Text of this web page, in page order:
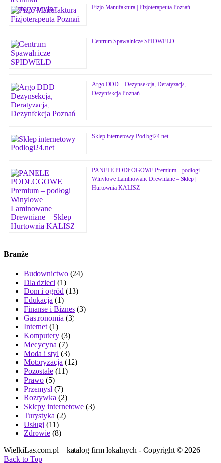
Fizjo Manufaktura | Fizjoterapeuta Poznań
Centrum Spawalnicze SPIDWELD
Argo DDD – Dezynsekcja, Deratyzacja,
Dezynfekcja Poznań
Sklep internetowy Podlogi24.net
PANELE PODŁOGOWE Premium – podłogi
Winylowe Laminowane Drewniane – Sklep |
Hurtownia KALISZ
Branże
Budownictwo (24)
Dla dzieci (1)
Dom i ogród (13)
Edukacja (1)
Finanse i Biznes (3)
Gastronomia (3)
Internet (1)
Komputery (3)
Medycyna (7)
Moda i styl (3)
Motoryzacja (12)
Pozostałe (11)
Prawo (5)
Przemysł(7)
Rozrywka (2)
Sklepy internetowe (3)
Turystyka (2)
Usługi (11)
Zdrowie (8)
WielkiLas.com.pl – katalog firm lokalnych - Copyright © 2026
Back to Top